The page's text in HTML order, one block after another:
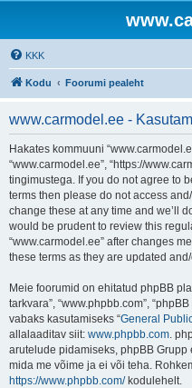
KKK
Kodu Foorumi pealeht
www.carmodel.ee -
Hakates kommuuni
“www.carmodel.ee”, “https://
tingimustega. If you do not agree to
terms then please do not access
change these at any time and we’ll
would be prudent to review this
“www.carmodel.ee” after changes
these terms as they are updated
Meie foorumid on ehitatud phpBB
tarkvara”, “www.phpbb.com”,
vabaks kasutamiseks “General
allalaaditav siit: www.phpbb.com.
arutelude pidamiseks, phpBB
mida me võime ja ei või teha.
https://www.phpbb.com/kodulehelt.